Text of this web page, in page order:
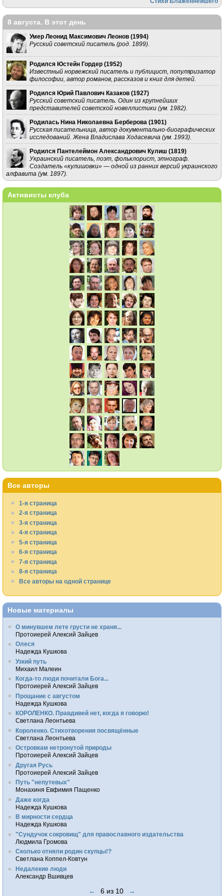
8 августа. В этот день
Умер Леонид Максимович Леонов (1994)
Русский советский писатель (род. 1899).
Родился Юстейн Гордер (1952)
Известный норвежский писатель и публицист, популяризатор
философии, автор романов, рассказов и книг для детей.
Родился Юрий Павлович Казаков (1927)
Русский советский писатель. Один из крупнейших
представителей советской новеллистики (ум. 1982).
Родилась Нина Николаевна Берберова (1901)
Русская писательница, автор документально-биографических
исследований. Жена Владислава Ходасевича (ум. 1993).
Родился Пантелеймон Александрович Кулиш (1819)
Украинский писатель, поэт, фольклорист, этнограф.
Создатель «кулишовки» — одной из ранних версий украинского
алфавита (ум. 1897).
Активисты клуба
Все авторы
1-я страница
2-я страница
3-я страница
4-я страница
5-я страница
6-я страница
7-я страница
8-я страница
Все авторы на одной странице
Новые материалы
О минувшем лете грусти не храня...
Протоиерей Алексий Зайцев
Олеся
Надежда Кушкова
Узкий путь
Михаил Малеин
Когда-то люди почитали Бога...
Протоиерей Алексий Зайцев
Прощание с августом
Надежда Кушкова
КОРОЛЕНКО. Правдивей нет, когда я говорю!
Светлана Леонтьева
Короленко. Стихотворения посвящённые
Светлана Леонтьева
Островкам нетронутой природы
Протоиерей Алексий Зайцев
Другая Русь
Протоиерей Алексий Зайцев
Путь "непутевых"
Монахиня Евфимия Пащенко
Даже когда
Надежда Кушкова
В мирности сердца
Надежда Кушкова
"Сундучок сокровищ" для православного издательства
Людмила Громова
Сколько отняли родин скупцы!?
Светлана Коппел-Ковтун
Недалекие люди
Александр Вшивцев
← 6 из 10 →